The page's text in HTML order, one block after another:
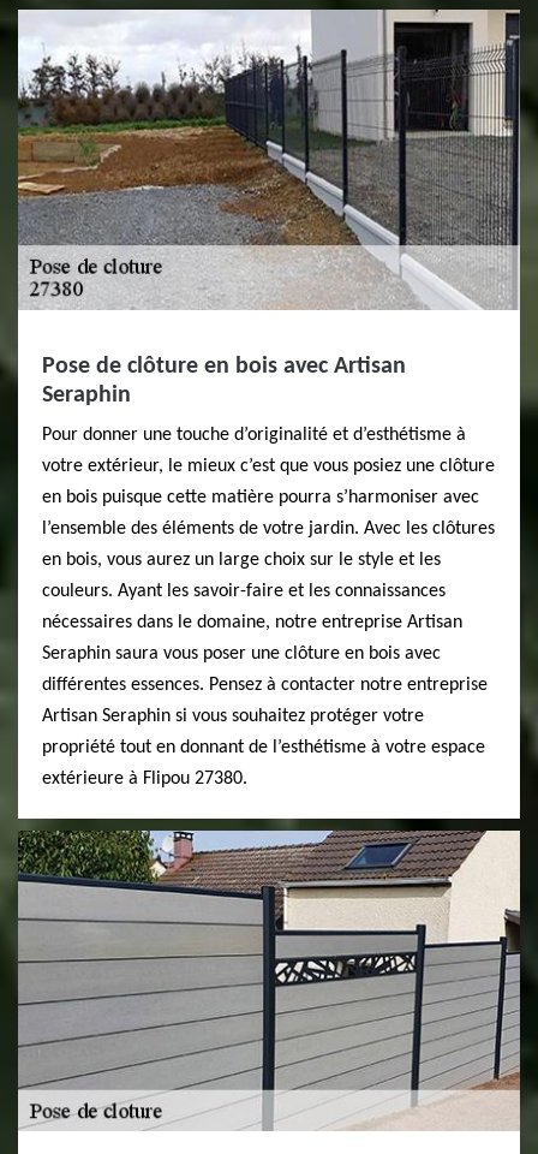
Pose de clôture en bois avec Artisan
Seraphin
Pour donner une touche d’originalité et d’esthétisme à
votre extérieur, le mieux c’est que vous posiez une clôture
en bois puisque cette matière pourra s’harmoniser avec
l’ensemble des éléments de votre jardin. Avec les clôtures
en bois, vous aurez un large choix sur le style et les
couleurs. Ayant les savoir-faire et les connaissances
nécessaires dans le domaine, notre entreprise Artisan
Seraphin saura vous poser une clôture en bois avec
différentes essences. Pensez à contacter notre entreprise
Artisan Seraphin si vous souhaitez protéger votre
propriété tout en donnant de l’esthétisme à votre espace
extérieure à Flipou 27380.